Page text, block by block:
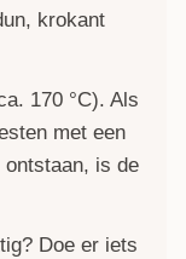
krokant
170 °C). Als
met een
is de
Doe er iets